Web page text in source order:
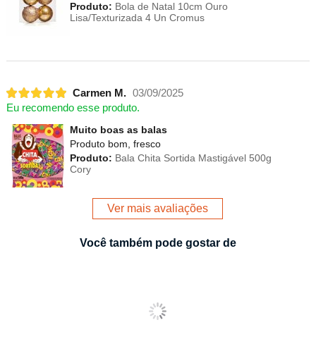
Produto: Bola de Natal 10cm Ouro
Lisa/Texturizada 4 Un Cromus
Carmen M. 03/09/2025
Eu recomendo esse produto.
Muito boas as balas
Produto bom, fresco
Produto: Bala Chita Sortida Mastigável 500g
Cory
Ver mais avaliações
Você também pode gostar de